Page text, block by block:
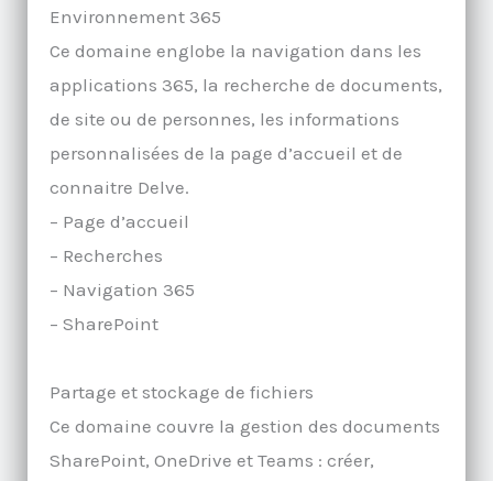
Environnement 365
Ce domaine englobe la navigation dans les
applications 365, la recherche de documents,
de site ou de personnes, les informations
personnalisées de la page d’accueil et de
connaitre Delve.
– Page d’accueil
– Recherches
– Navigation 365
– SharePoint
Partage et stockage de fichiers
Ce domaine couvre la gestion des documents
SharePoint, OneDrive et Teams : créer,